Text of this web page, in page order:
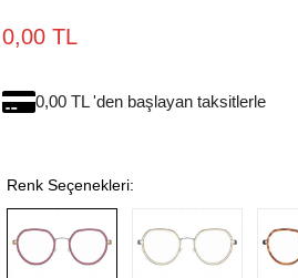
0,00 TL
0,00 TL 'den başlayan taksitlerle
Renk Seçenekleri: